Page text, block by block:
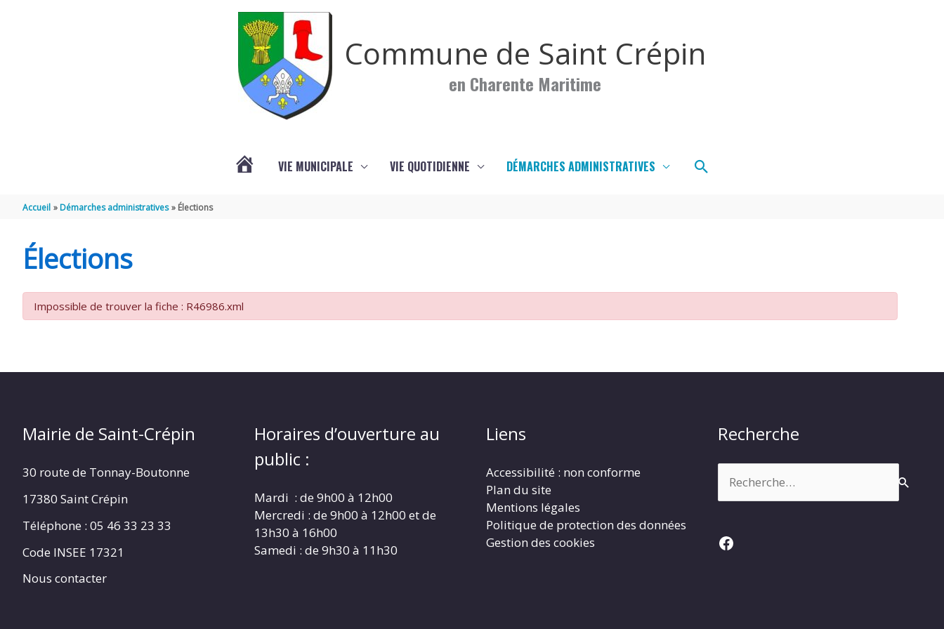
Commune de Saint Crépin
en Charente Maritime
CRÉPIN
VIE MUNICIPALE VIE QUOTIDIENNE DÉMARCHES ADMINISTRATIVES Rechercher
Accueil Démarches administratives Élections
Élections
Impossible de trouver la fiche : R46986.xml
Mairie de Saint-Crépin
30 route de Tonnay-Boutonne
17380 Saint Crépin
Téléphone : 05 46 33 23 33
Code INSEE 17321
Nous contacter
Horaires d’ouverture au
public :
Mardi : de 9h00 à 12h00
Mercredi : de 9h00 à 12h00 et de
13h30 à 16h00
Samedi : de 9h30 à 11h30
Liens
Accessibilité : non conforme
Plan du site
Mentions légales
Politique de protection des données
Gestion des cookies
Recherche
Facebook